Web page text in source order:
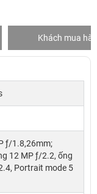
Khách mua
ƒ/1.8,26mm;
12 MP ƒ/2.2, ống
Portrait mode 5